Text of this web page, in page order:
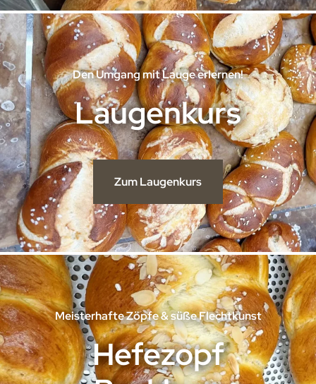
Den Umgang mit Lauge erlernen!
Laugenkurs
Zum Laugenkurs
Meisterhafte Zöpfe & süße Flechtkunst
Hefezopf